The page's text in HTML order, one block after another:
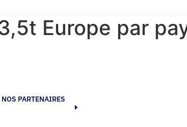
Europe par
NOS PARTENAIRES